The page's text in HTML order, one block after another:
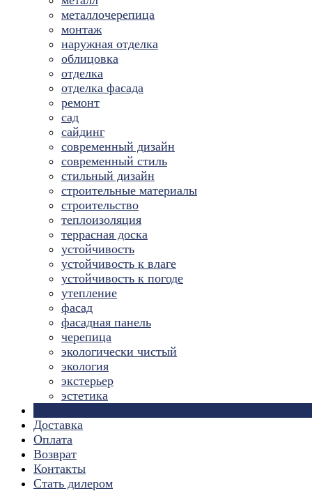
металлочерепица
монтаж
наружная отделка
облицовка
отделка
отделка фасада
ремонт
сад
сайдинг
современный дизайн
современный стиль
стильный дизайн
строительные материалы
строительство
теплоизоляция
террасная доска
устойчивость
устойчивость к влаге
устойчивость к погоде
утепление
фасад
фасадная панель
черепица
экологически чистый
экология
экстерьер
эстетика
Доставка
Оплата
Возврат
Контакты
Стать дилером